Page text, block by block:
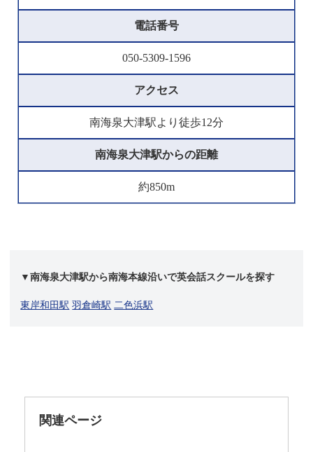
電話番号
050-5309-1596
アクセス
南海泉大津駅より徒歩12分
南海泉大津駅からの距離
約850m
▼南海泉大津駅から南海本線沿いで英会話スクールを探す
東岸和田駅 羽倉崎駅 二色浜駅
関連ページ